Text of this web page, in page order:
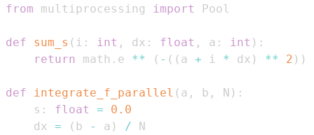
from multiprocessing import
def sum_s ( i : int , dx : float , a : int ) :
return
math . e ** ( - ( ( a + i * dx ) ** 2 ) )
def integrate_f_parallel ( a , b , N ) :
    s
: float =
0.0
    dx
= ( b - a ) /